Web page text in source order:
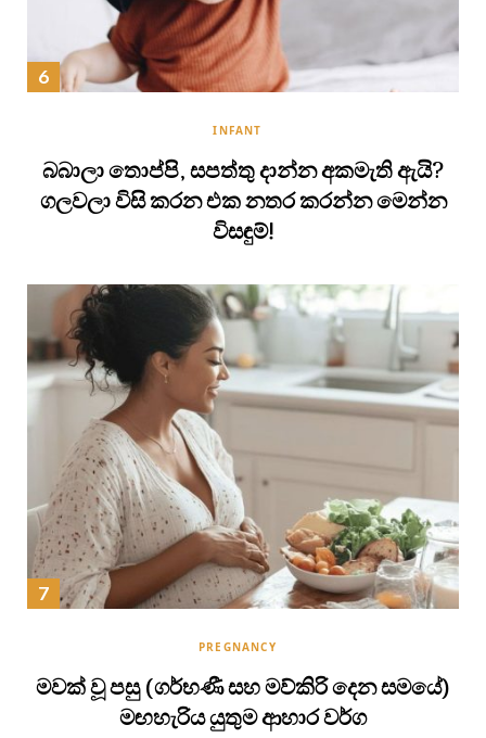
INFANT
බබාලා තොප්පි, සපත්තු දාන්න අකමැති ඇයි?
ගලවලා විසි කරන එක නතර කරන්න මෙන්න
විසඳුම්!
PREGNANCY
මවක් වූ පසු (ගර්භණී සහ මව්කිරි දෙන සමයේ)
මඟහැරිය යුතුම ආහාර වර්ග